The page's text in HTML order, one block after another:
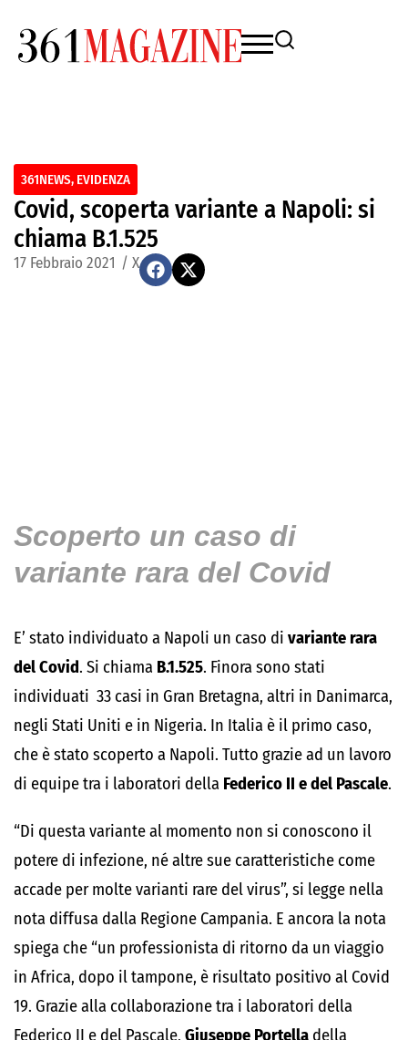
361NEWS, EVIDENZA
Covid, scoperta variante a Napoli: si
chiama B.1.525
17 Febbraio 2021 / X
Scoperto un caso di
variante rara del Covid
E’ stato individuato a Napoli un caso di variante rara
del Covid. Si chiama B.1.525. Finora sono stati
individuati 33 casi in Gran Bretagna, altri in Danimarca,
negli Stati Uniti e in Nigeria. In Italia è il primo caso,
che è stato scoperto a Napoli. Tutto grazie ad un lavoro
di equipe tra i laboratori della Federico II e del Pascale.
“Di questa variante al momento non si conoscono il
potere di infezione, né altre sue caratteristiche come
accade per molte varianti rare del virus”, si legge nella
nota diffusa dalla Regione Campania. E ancora la nota
spiega che “un professionista di ritorno da un viaggio
in Africa, dopo il tampone, è risultato positivo al Covid
19. Grazie alla collaborazione tra i laboratori della
Federico II e del Pascale, Giuseppe Portella della